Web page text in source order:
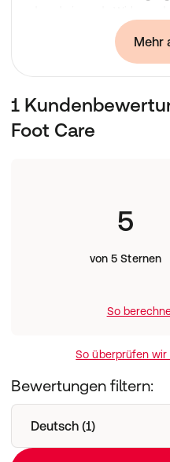
(Rosmarin, Salbei,
mit Hautschutzstoff
Mehr
1
Foot Care
5
von 5 Sternen
So
So überprüfen
Bewertungen filtern:
Deutsch (1)